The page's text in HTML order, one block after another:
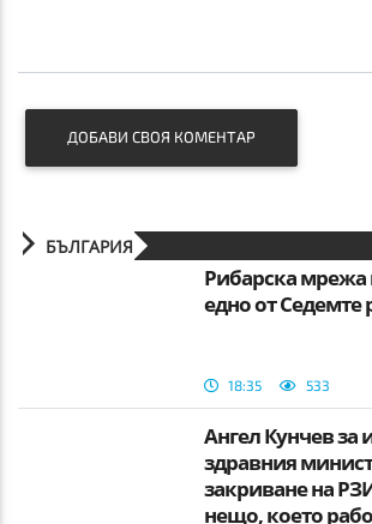
ДОБАВИ СВОЯ КОМЕНТАР
БЪЛГАРИЯ
Рибарска мрежа
едно от Седемте
18:35 533
Ангел Кунчев за
здравния
закриване на
нещо, което